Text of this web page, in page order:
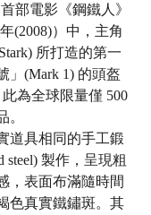
部電影《鋼鐵人》
(2008)）中，主角
所打造的第一
」(Mark 1) 的頭盔
為全球限量僅 500
。
道具相同的手工鍛
steel) 製作，呈現粗
，表面布滿隨時間
色真實鐵鏽斑。其